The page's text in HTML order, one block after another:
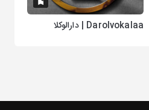
Darolvokalaa | دارالوکلا